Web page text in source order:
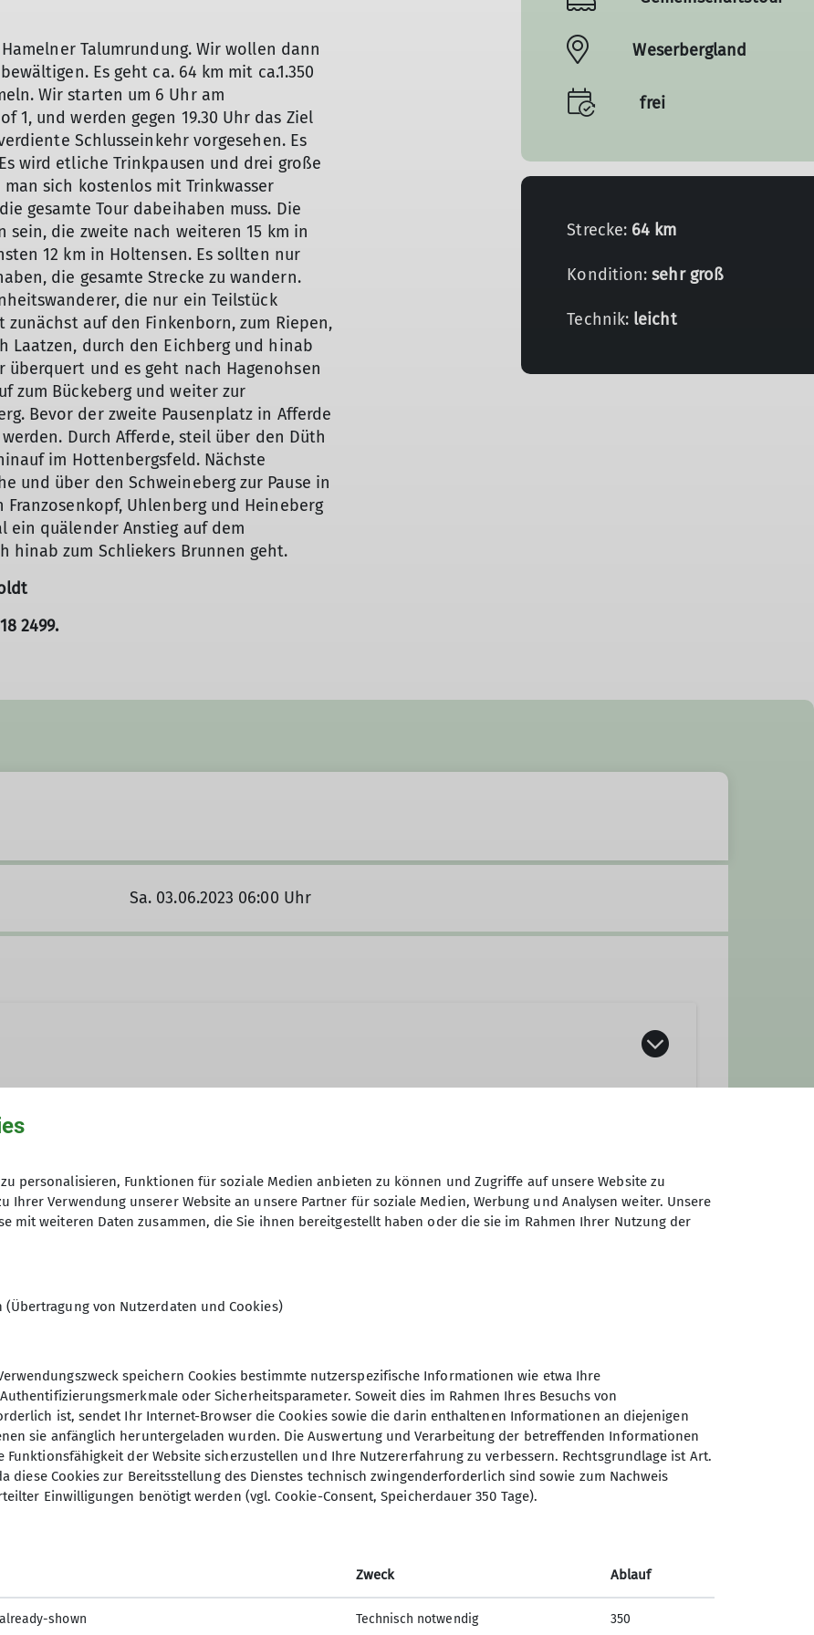
Talumrundung. Wir wollen dann
Es geht ca. 64 km mit ca.1.350
Wir starten um 6 Uhr am
1, und werden gegen 19.30 Uhr das Ziel
Schlusseinkehr vorgesehen. Es
wird etliche Trinkpausen und drei große
man sich kostenlos mit Trinkwasser
gesamte Tour dabeihaben muss. Die
sein, die zweite nach weiteren 15 km in
12 km in Holtensen. Es sollten nur
die gesamte Strecke zu wandern.
die nur ein Teilstück
auf den Finkenborn, zum Riepen,
Laatzen, durch den Eichberg und hinab
überquert und es geht nach Hagenohsen
zum Bückeberg und weiter zur
Bevor der zweite Pausenplatz in Afferde
Durch Afferde, steil über den Düth
im Hottenbergsfeld. Nächste
und über den Schweineberg zur Pause in
Uhlenberg und Heineberg
ein quälender Anstieg auf dem
hinab zum Schliekers Brunnen geht.
2499.
Weserbergland
frei
Strecke: 64 km
Kondition:sehr groß
Technik: leicht
Sa. 03.06.2023 06:00 Uhr
Archiv
Sektion Hameln des
Deutschen Alpenvereins e.V.
Telefon +4915204025660
personalisieren, Funktionen für soziale Medien anbieten zu können und Zugriffe auf unsere Website zu
Verwendung unserer Website an unsere Partner für soziale Medien, Werbung und Analysen weiter. Unsere
mit weiteren Daten zusammen, die Sie ihnen bereitgestellt haben oder die sie im Rahmen Ihrer Nutzung der
(Übertragung von Nutzerdaten und Cookies)
speichern Cookies bestimmte nutzerspezifische Informationen wie etwa Ihre
oder Sicherheitsparameter. Soweit dies im Rahmen Ihres Besuchs von
ist, sendet Ihr Internet-Browser die Cookies sowie die darin enthaltenen Informationen an diejenigen
sie anfänglich heruntergeladen wurden. Die Auswertung und Verarbeitung der betreffenden Informationen
Funktionsfähigkeit der Website sicherzustellen und Ihre Nutzererfahrung zu verbessern. Rechtsgrundlage ist Art.
diese Cookies zur Bereitsstellung des Dienstes technisch zwingenderforderlich sind sowie zum Nachweis
Einwilligungen benötigt werden (vgl. Cookie-Consent, Speicherdauer 350 Tage).
Zweck Ablauf
shown Technisch notwendig 350